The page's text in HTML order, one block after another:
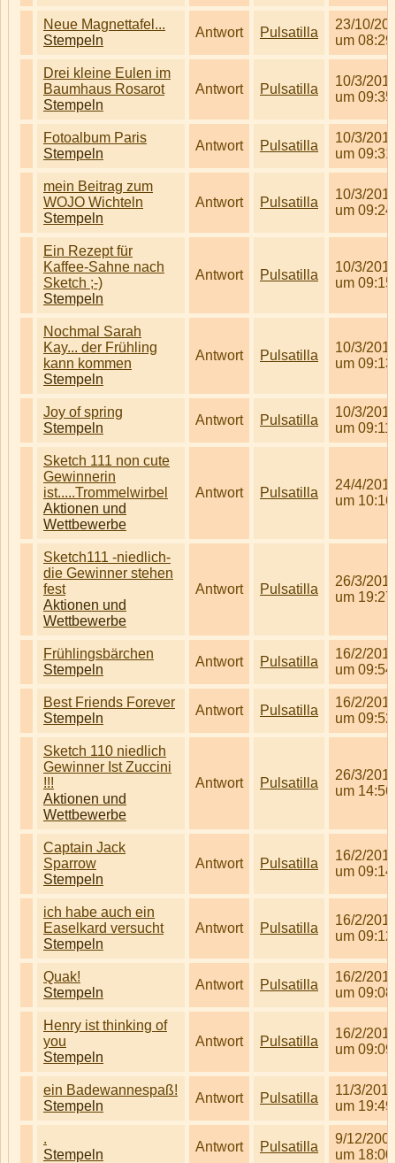
Neue Magnettafel...
Stempeln
Antwort Pulsatilla
23/10/
um 08:29
Drei kleine Eulen im
Baumhaus Rosarot
Stempeln
Antwort Pulsatilla
10/3/
um 09:35
Fotoalbum Paris
Stempeln
Antwort Pulsatilla
10/3/
um 09:31
mein Beitrag zum
WOJO Wichteln
Stempeln
Antwort Pulsatilla
10/3/
um 09:24
Ein Rezept für
Kaffee-Sahne nach
Sketch ;-)
Stempeln
Antwort Pulsatilla
10/3/
um 09:15
Nochmal Sarah
Kay... der Frühling
kann kommen
Stempeln
Antwort Pulsatilla
10/3/
um 09:13
Joy of spring
Stempeln
Antwort Pulsatilla
10/3/
um 09:11
Sketch 111 non cute
Gewinnerin
ist.....Trommelwirbel
Aktionen und
Wettbewerbe
Antwort Pulsatilla
24/4/
um 10:16
Sketch111 -niedlich-
die Gewinner stehen
fest
Aktionen und
Wettbewerbe
Antwort Pulsatilla
26/3/
um 19:27
Frühlingsbärchen
Stempeln
Antwort Pulsatilla
16/2/
um 09:54
Best Friends Forever
Stempeln
Antwort Pulsatilla
16/2/
um 09:52
Sketch 110 niedlich
Gewinner Ist Zuccini
!!!
Aktionen und
Wettbewerbe
Antwort Pulsatilla
26/3/
um 14:56
Captain Jack
Sparrow
Stempeln
Antwort Pulsatilla
16/2/
um 09:14
ich habe auch ein
Easelkard versucht
Stempeln
Antwort Pulsatilla
16/2/
um 09:12
Quak!
Stempeln
Antwort Pulsatilla
16/2/
um 09:08
Henry ist thinking of
you
Stempeln
Antwort Pulsatilla
16/2/
um 09:09
ein Badewannespaß!
Stempeln
Antwort Pulsatilla
11/3/2010
um 19:49
.
Stempeln
Antwort Pulsatilla
9/12/
um 18:00